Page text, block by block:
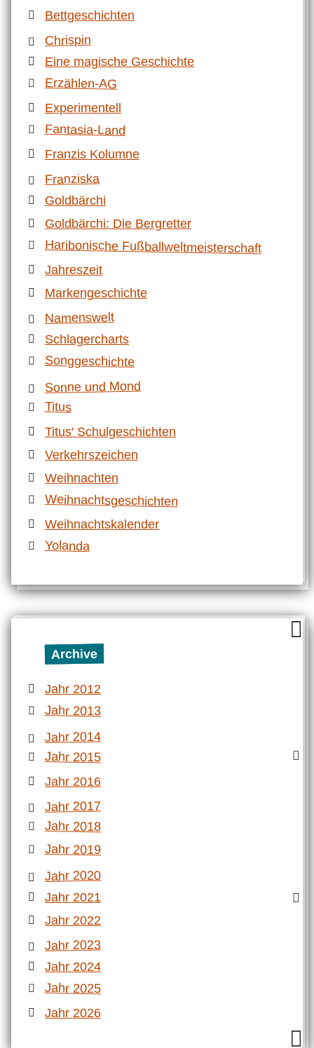
Bettgeschichten
Chrispin
Eine magische Geschichte
Erzählen-AG
Experimentell
Fantasia-Land
Franzis Kolumne
Franziska
Goldbärchi
Goldbärchi: Die Bergretter
Haribonische Fußballweltmeisterschaft
Jahreszeit
Markengeschichte
Namenswelt
Schlagercharts
Songgeschichte
Sonne und Mond
Titus
Titus' Schulgeschichten
Verkehrszeichen
Weihnachten
Weihnachtsgeschichten
Weihnachtskalender
Yolanda
Archive
Jahr 2012
Jahr 2013
Jahr 2014
Jahr 2015
Jahr 2016
Jahr 2017
Jahr 2018
Jahr 2019
Jahr 2020
Jahr 2021
Jahr 2022
Jahr 2023
Jahr 2024
Jahr 2025
Jahr 2026